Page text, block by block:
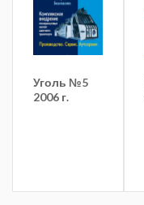
Уголь №5
2006 г.